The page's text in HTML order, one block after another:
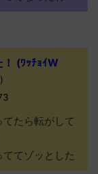
！ (ﾜｯﾁｮｲW
たら転がして
てゾッとした